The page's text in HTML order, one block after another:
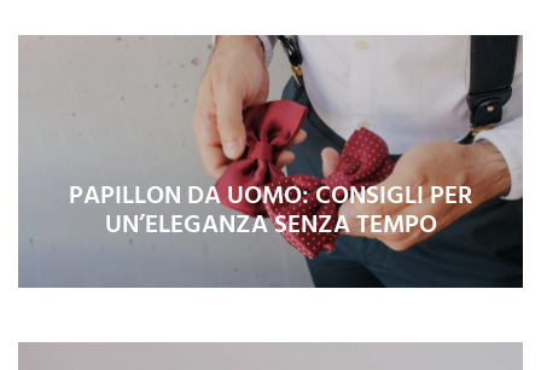
PAPILLON DA UOMO: CONSIGLI PER
UN’ELEGANZA SENZA TEMPO